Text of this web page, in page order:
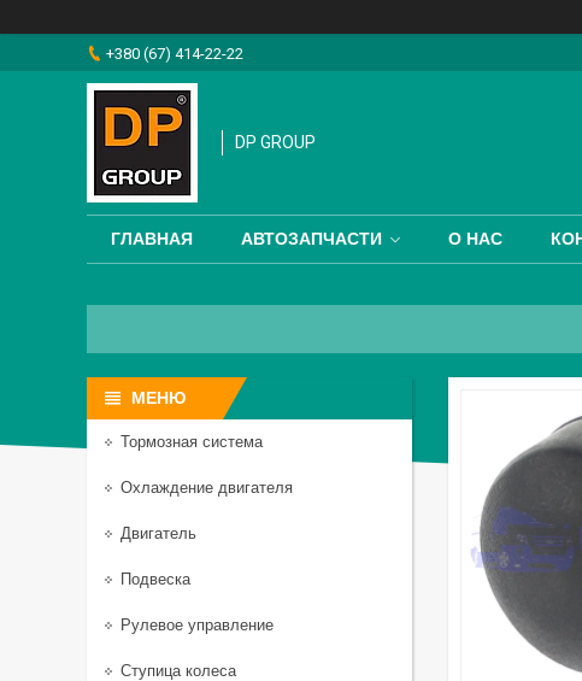
+380 (67) 414-22-22
DP GROUP
ГЛАВНАЯ АВТОЗАПЧАСТИ О НАС
Тормозная система
Охлаждение двигателя
Двигатель
Подвеска
Рулевое управление
Ступица колеса